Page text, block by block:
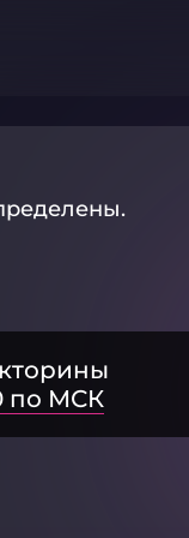
по МСК